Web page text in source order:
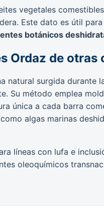
vegetales
Este dato es útil
botánicos
Ordaz de otras
natural surgida durante
Su método emplea
única a cada barra
algas marinas
líneas con lufa e
oleoquímicos